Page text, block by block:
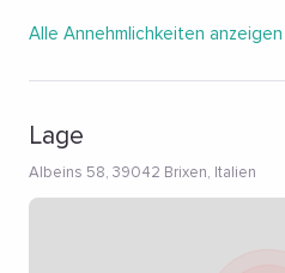
Alle Annehmlichkeiten anzeigen
Lage
Albeins 58, 39042 Brixen, Italien